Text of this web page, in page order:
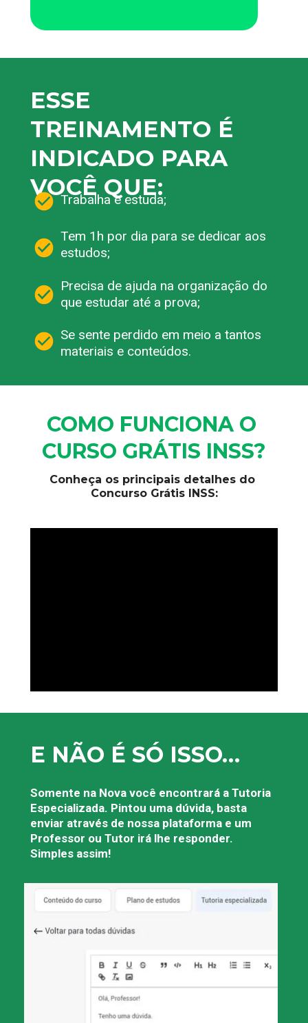
ESSE
TREINAMENTO É
INDICADO PARA
VOCÊ QUE:
Trabalha e estuda;
Tem 1h por dia para se dedicar aos
estudos;
Precisa de ajuda na organização do
que estudar até a prova;
Se sente perdido em meio a tantos
materiais e conteúdos.
COMO FUNCIONA O
CURSO GRÁTIS INSS?
Conheça os principais detalhes do
Concurso Grátis INSS:
E NÃO É SÓ ISSO…
Somente na Nova você encontrará a Tutoria
Especializada. Pintou uma dúvida, basta
enviar através de nossa plataforma e um
Professor ou Tutor irá lhe responder.
Simples assim!